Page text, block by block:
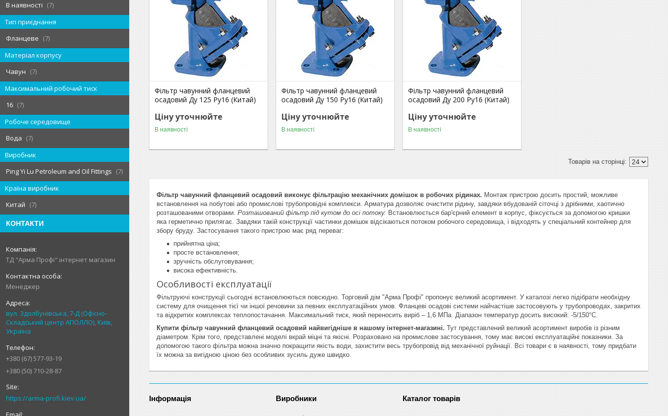
В наявності
7
Тип приєднання
Фланцеве
7
Матеріал корпусу
Чавун
7
Максимальний робочий тиск
16
7
Робоче середовище
Вода
7
Виробник
Ping Yi Lu Petroleum and Oil Fittings
7
Країна виробник
Китай
7
КОНТАКТИ
ТД "Арма Профі" інтернет магазин
Менеджер
вул. Здолбунівська, 7-Д (Офісно-
Складський центр АПОЛЛО), Київ,
Україна
+380 (67) 577-93-19
+380 (50) 710-28-87
https://arma-profi.kiev.ua/
Фільтр чавунний фланцевий
осадовий Ду 125 Ру16 (Китай)
Ціну уточнюйте
В наявності
Фільтр чавунний фланцевий
осадовий Ду 150 Ру16 (Китай)
Ціну уточнюйте
В наявності
Фільтр чавунний фланцевий
осадовий Ду 200 Ру16 (Китай)
Ціну уточнюйте
В наявності
Фільтр чавунний фланцевий осадовий виконує фільтрацію механічних домішок в робочих рідинах. Монтаж пристрою досить простий, можливе
встановлення на побутові або промислові трубопровідні комплекси. Арматура дозволяє очистити рідину, завдяки вбудованій сіточці з дрібними, хаотично
розташованими отворами. Розташований фільтр під кутом до осі потоку. Встановлюється бар'єрний елемент в корпус, фіксується за допомогою кришки
яка герметично прилягає. Завдяки такій конструкції частинки домішок відсікаються потоком робочого середовища, і відходять у спеціальний контейнер для
збору бруду. Застосування такого пристрою має ряд переваг:
прийнятна ціна;
просте встановлення;
зручність обслуговування;
висока ефективність.
Особливості експлуатації
Фільтруючі конструкції сьогодні встановлюються повсюдно. Торговий дім "Арма Профі" пропонує великий асортимент. У каталозі легко підібрати необхідну
систему для очищення тієї чи іншої речовини за певних експлуатаційних умов. Фланцеві осадові системи найчастіше застосовують у трубопроводах, закритих
та відкритих комплексах теплопостачання. Максимальний тиск, який переносить виріб – 1,6 МПа. Діапазон температур досить високий: -5/150°С.
Купити фільтр чавунний фланцевий осадовий найвигідніше в нашому інтернет-магазині. Тут представлений великий асортимент виробів із різним
діаметром. Крім того, представлені моделі вкрай міцні та якісні. Розраховано на промислове застосування, тому має високі експлуатаційні показники. За
допомогою такого фільтра можна значно покращити якість води, захистити весь трубопровід від механічної руйнації. Всі товари є в наявності, тому придбати
їх можна за вигідною ціною без особливих зусиль дуже швидко.
Інформація Виробники Каталог товарів